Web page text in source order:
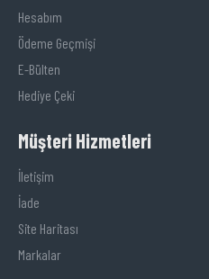
Hesabım
Ödeme Geçmişi
E-Bülten
Hediye Çeki
Müşteri Hizmetleri
İletişim
İade
Site Haritası
Markalar